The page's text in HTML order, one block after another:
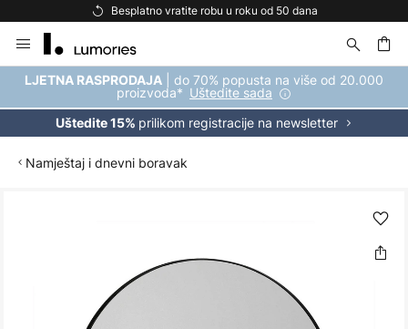
Besplatno vratite robu u roku od 50 dana
to
Content
LJETNA RASPRODAJA | do 70% popusta na više od 20.000
proizvoda* Uštedite sada
Uštedite 15% prilikom registracije na newsletter
Namještaj i dnevni boravak